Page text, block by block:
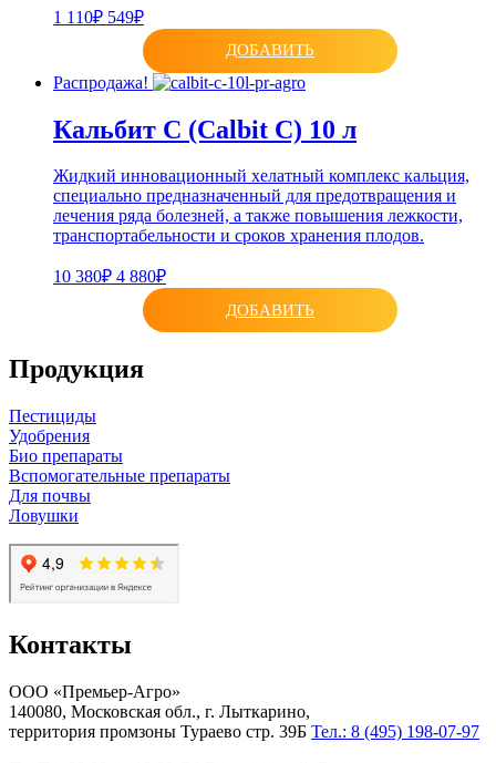
1 110₽ 549₽
ДОБАВИТЬ
Распродажа!
Кальбит С (Calbit C) 10 л
Жидкий инновационный хелатный комплекс кальция,
специально предназначенный для предотвращения и
лечения ряда болезней, а также повышения лежкости,
транспортабельности и сроков хранения плодов.
10 380₽ 4 880₽
ДОБАВИТЬ
Продукция
Пестициды
Удобрения
Био препараты
Вспомогательные препараты
Для почвы
Ловушки
Контакты
ООО «Премьер-Агро»
140080, Московская обл., г. Лыткарино,
территория промзоны Тураево стр. 39Б Тел.: 8 (495) 198-07-97